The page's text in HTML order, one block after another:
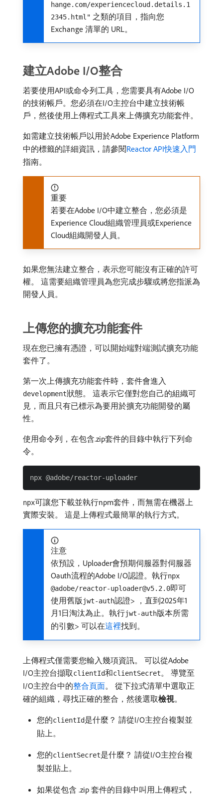
hange.com/experiencecloud.details.1
2345.html" 之類的項目，指向您
Exchange 清單的 URL。
建立Adobe I/O整合
若要使用API或命令列工具，您需要具有Adobe I/O
的技術帳戶。您必須在I/O主控台中建立技術帳
戶，然後使用上傳程式工具來上傳擴充功能套件。
如需建立技術帳戶以用於Adobe Experience Platform
中的標籤的詳細資訊，請參閱Reactor API快速入門
指南。
重要
若要在Adobe I/O中建立整合，您必須是
Experience Cloud組織管理員或Experience
Cloud組織開發人員。
如果您無法建立整合，表示您可能沒有正確的許可
權。 這需要組織管理員為您完成步驟或將您指派為
開發人員。
上傳您的擴充功能套件
現在您已擁有憑證，可以開始端對端測試擴充功能
套件了。
第一次上傳擴充功能套件時，套件會進入
development狀態。 這表示它僅對您自己的組織可
見，而且只有已標示為要用於擴充功能開發的屬
性。
使用命令列，在包含.zip套件的目錄中執行下列命
令。
npx可讓您下載並執行npm套件，而無需在機器上
實際安裝。 這是上傳程式最簡單的執行方式。
注意
依預設，Uploader會預期伺服器對伺服器
Oauth流程的Adobe I/O認證。執行npx
@adobe/reactor-uploader@v5.2.0即可
使用舊版 jwt-auth認證> ，直到2025年1
月1日淘汰為止。執行jwt-auth版本所需
的引數> 可以在這裡找到。
上傳程式僅需要您輸入幾項資訊。 可以從Adobe
I/O主控台擷取clientId和clientSecret。 導覽至
I/O主控台中的整合頁面。 從下拉式清單中選取正
確的組織，尋找正確的整合，然後選取​檢視。
您的clientId是什麼？ 請從I/O主控台複製並
貼上。
您的clientSecret是什麼？ 請從I/O主控台複
製並貼上。
如果從包含 .zip 套件的目錄中叫用上傳程式，